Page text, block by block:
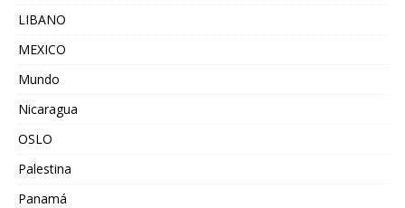
LIBANO
MEXICO
Mundo
Nicaragua
OSLO
Palestina
Panamá